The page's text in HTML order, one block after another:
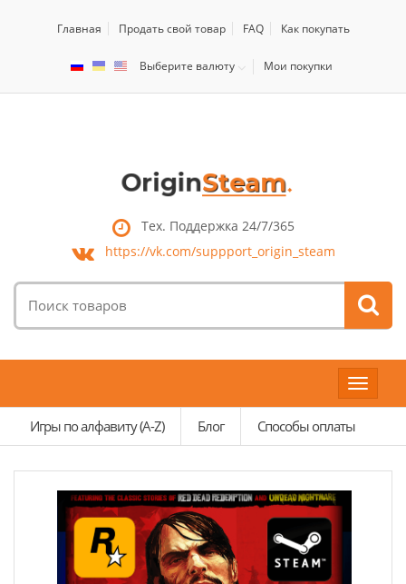
Главная Продать свой товар FAQ Как покупать
Выберите валюту Мои покупки
Тех. Поддержка 24/7/365
https://vk.com/suppport_origin_steam
товаров:
Toggle
Игры по алфавиту (A-Z)
Блог Способы оплаты